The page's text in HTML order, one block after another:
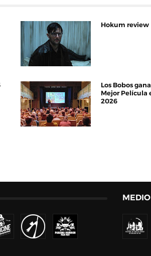
Hokum review
Los Bobos
Mejor Película
2026